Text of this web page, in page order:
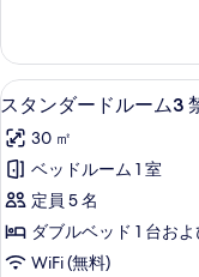
禁
煙
の
す
べ
て
の
写
ク
ル
ー
2
禁
煙
の
詳
細
ス
タ
ン
ダ
ー
ド
14
スタンダードルーム3
30 ㎡
ベッドルーム 1 室
定員 5 名
ダブルベッド 1 台お
WiFi (無料)